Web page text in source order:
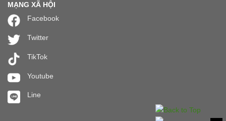
MẠNG XÃ HỘI
Facebook
Twitter
TikTok
Youtube
Line